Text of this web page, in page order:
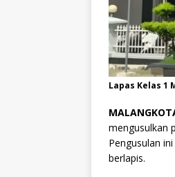
Lapas Kelas 1
mengusulkan
Pengusulan
berlapis.